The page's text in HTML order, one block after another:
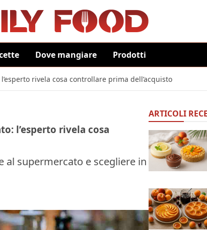
Dove mangiare Prodotti
rivela cosa controllare prima dell’acquisto
l’esperto rivela cosa
al supermercato e scegliere in
ARTICOLI